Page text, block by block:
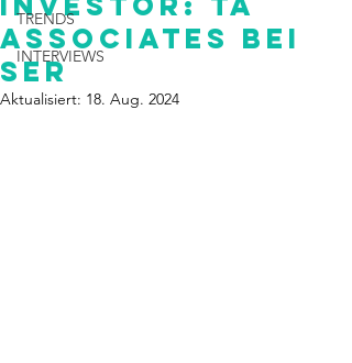
TRENDS
INTERVIEWS
Associates bei
SER
Aktualisiert: 18. Aug. 2024